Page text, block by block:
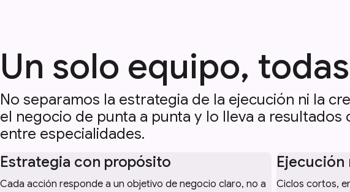
Un solo equipo,
No separamos la estrategia de la ejecución ni la
el negocio de punta a punta y lo lleva a
entre especialidades.
Estrategia con propósito
Cada acción responde a un objetivo de negocio claro, no a
Ejecución
Ciclos cortos,